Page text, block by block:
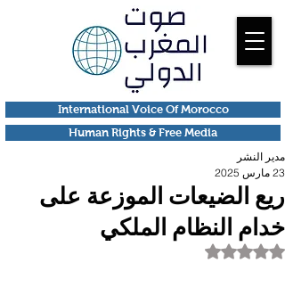
Human Rights & Free Media
International Voice Of Morocco
ريع الضيعات الموزعة على
خدام النظام الملكي
مدير النشر
23 مارس 2025
تم التقييم بـ ليس رقمًا من أصل 5 نجوم.